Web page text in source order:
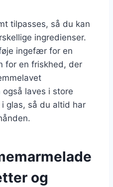
tilpasses, så du kan
ingredienser.
ingefær for en
for en friskhed, der
laves i store
glas, så du altid har
og